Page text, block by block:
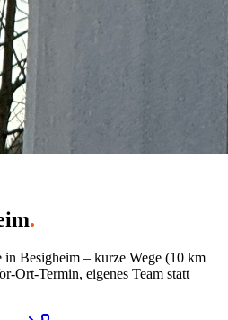
.
in Besigheim – kurze Wege (10 km
Ort-Termin, eigenes Team statt